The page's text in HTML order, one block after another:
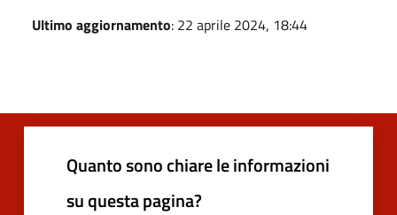
Ultimo aggiornamento: 22 aprile 2024, 18:44
Quanto sono chiare le informazioni
su questa pagina?